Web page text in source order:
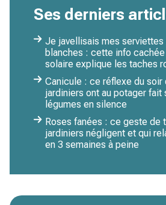
Ses derniers
Je javellisais mes serviettes
blanches : cette info
solaire explique les taches
Canicule : ce réflexe du soir
jardiniers ont au potager fait
légumes en silence
Roses fanées : ce geste de
jardiniers négligent et qui
en 3 semaines à peine